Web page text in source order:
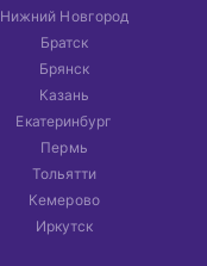
Нижний Новгород
Братск
Брянск
Казань
Екатеринбург
Пермь
Тольятти
Кемерово
Иркутск